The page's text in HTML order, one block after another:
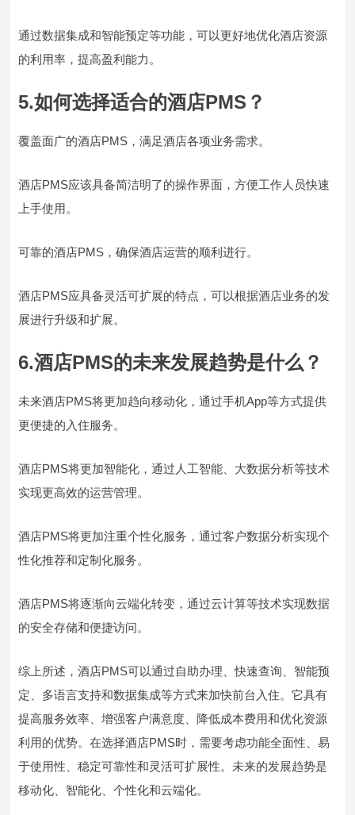
通过数据集成和智能预定等功能，可以更好地优化酒店资源
的利用率，提高盈利能力。
5.如何选择适合的酒店PMS？
覆盖面广的酒店PMS，满足酒店各项业务需求。
酒店PMS应该具备简洁明了的操作界面，方便工作人员快速
上手使用。
可靠的酒店PMS，确保酒店运营的顺利进行。
酒店PMS应具备灵活可扩展的特点，可以根据酒店业务的发
展进行升级和扩展。
6.酒店PMS的未来发展趋势是什么？
未来酒店PMS将更加趋向移动化，通过手机App等方式提供
更便捷的入住服务。
酒店PMS将更加智能化，通过人工智能、大数据分析等技术
实现更高效的运营管理。
酒店PMS将更加注重个性化服务，通过客户数据分析实现个
性化推荐和定制化服务。
酒店PMS将逐渐向云端化转变，通过云计算等技术实现数据
的安全存储和便捷访问。
综上所述，酒店PMS可以通过自助办理、快速查询、智能预
定、多语言支持和数据集成等方式来加快前台入住。它具有
提高服务效率、增强客户满意度、降低成本费用和优化资源
利用的优势。在选择酒店PMS时，需要考虑功能全面性、易
于使用性、稳定可靠性和灵活可扩展性。未来的发展趋势是
移动化、智能化、个性化和云端化。